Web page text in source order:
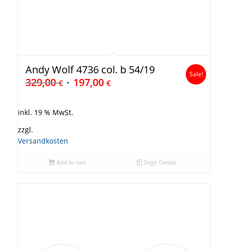
Andy Wolf 4736 col. b 54/19
329,00€ 197,00 €
Sale!
inkl. 19 % MwSt.
zzgl.
Versandkosten
Add to cart Zeige Details